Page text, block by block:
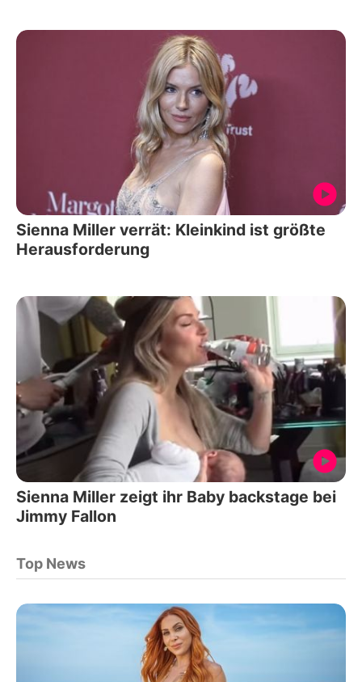
Sienna Miller verrät: Kleinkind ist größte
Herausforderung
Sienna Miller zeigt ihr Baby backstage bei
Jimmy Fallon
Top News